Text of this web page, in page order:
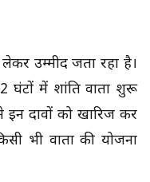
उम्मीद जता रहा है।
में शांति वार्ता शुरू
इन दावों को खारिज कर
भी वार्ता की योजना